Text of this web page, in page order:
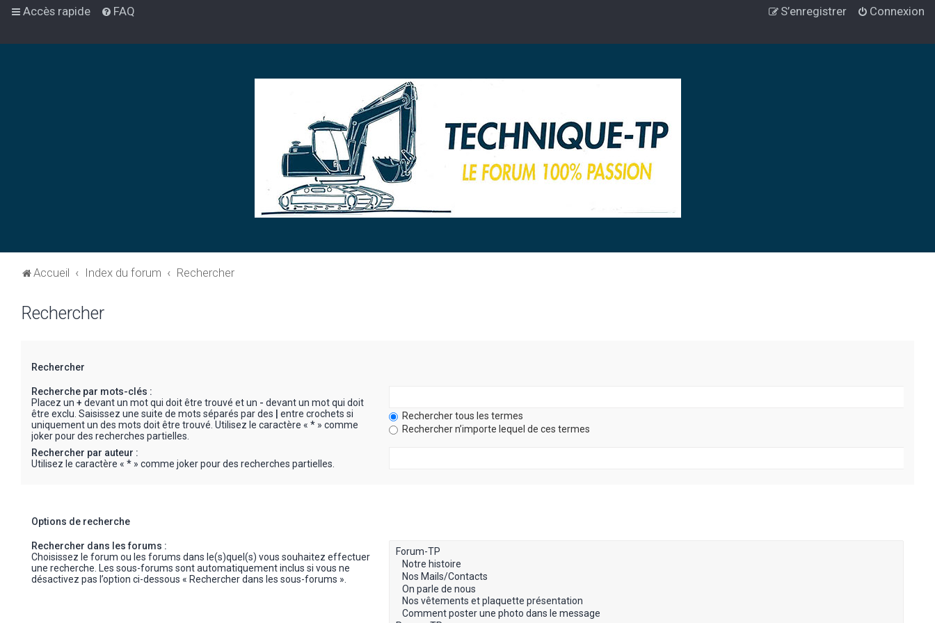
Accès rapide FAQ Connexion
S’enregistrer
Accueil Index du forum Rechercher
Rechercher
Rechercher
Recherche par mots-clés :
Placez un + devant un mot qui doit être trouvé et un - devant un mot qui doit
être exclu. Saisissez une suite de mots séparés par des
entre crochets si
uniquement un des mots doit être trouvé. Utilisez le caractère « * » comme
joker pour des recherches partielles.
Rechercher tous les termes
Rechercher n’importe lequel de ces termes
Rechercher par auteur :
Utilisez le caractère « * » comme joker pour des recherches partielles.
Options de recherche
Rechercher dans les forums :
Choisissez le forum ou les forums dans le(s)quel(s) vous souhaitez effectuer
une recherche. Les sous-forums sont automatiquement inclus si vous ne
désactivez pas l’option ci-dessous « Rechercher dans les sous-forums ».